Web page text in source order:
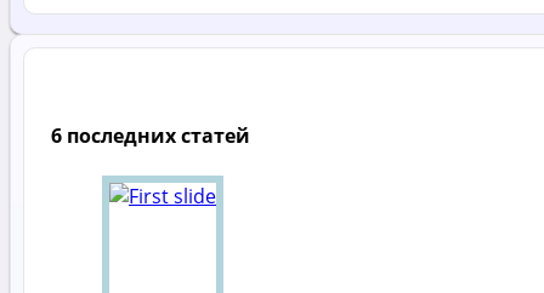
6 последних статей